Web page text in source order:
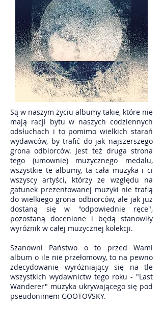
Są w naszym życiu albumy takie, które nie
mają racji bytu w naszych codziennych
odsłuchach i to pomimo wielkich starań
wydawców, by trafić do jak najszerszego
grona odbiorców. Jest też druga strona
tego (umownie) muzycznego medalu,
wszystkie te albumy, ta cała muzyka i ci
wszyscy artyści, którzy ze względu na
gatunek prezentowanej muzyki nie trafią
do wielkiego grona odbiorców, ale jak już
dostaną się w "odpowiednie ręce",
pozostaną docenione i będą stanowiły
wyróżnik w całej muzycznej kolekcji.
Szanowni Państwo o to przed Wami
album o ile nie przełomowy, to na pewno
zdecydowanie wyróżniający się na tle
wszystkich wydawnictw tego roku - "Last
Wanderer" muzyka ukrywającego się pod
pseudonimem GOOTOVSKY.